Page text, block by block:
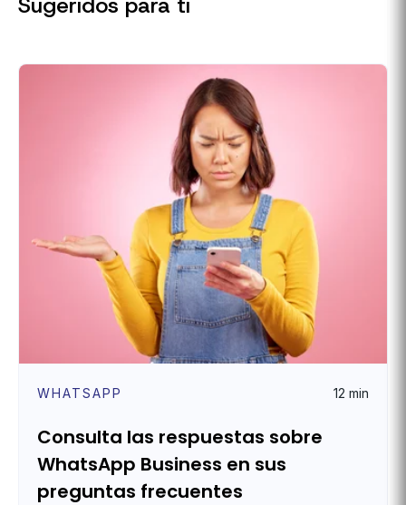
WHATSAPP 12 min
Consulta las respuestas sobre
WhatsApp Business en sus
preguntas frecuentes